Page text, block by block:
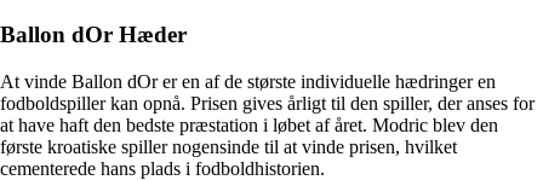
Ballon dOr Hæder
At vinde Ballon dOr er en af de største individuelle hædringer en
fodboldspiller kan opnå. Prisen gives årligt til den spiller, der anses for
at have haft den bedste præstation i løbet af året. Modric blev den
første kroatiske spiller nogensinde til at vinde prisen, hvilket
cementerede hans plads i fodboldhistorien.